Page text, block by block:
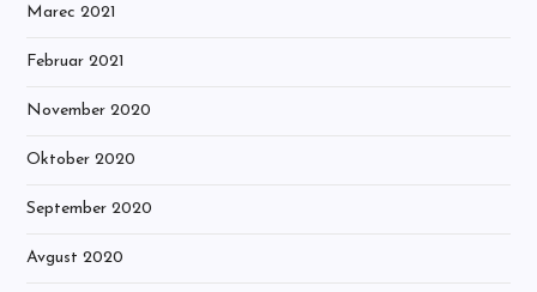
Marec 2021
Februar 2021
November 2020
Oktober 2020
September 2020
Avgust 2020